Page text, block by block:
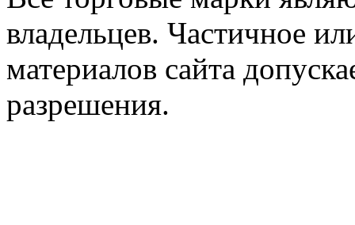
владельцев. Частичное
материалов сайта
разрешения.